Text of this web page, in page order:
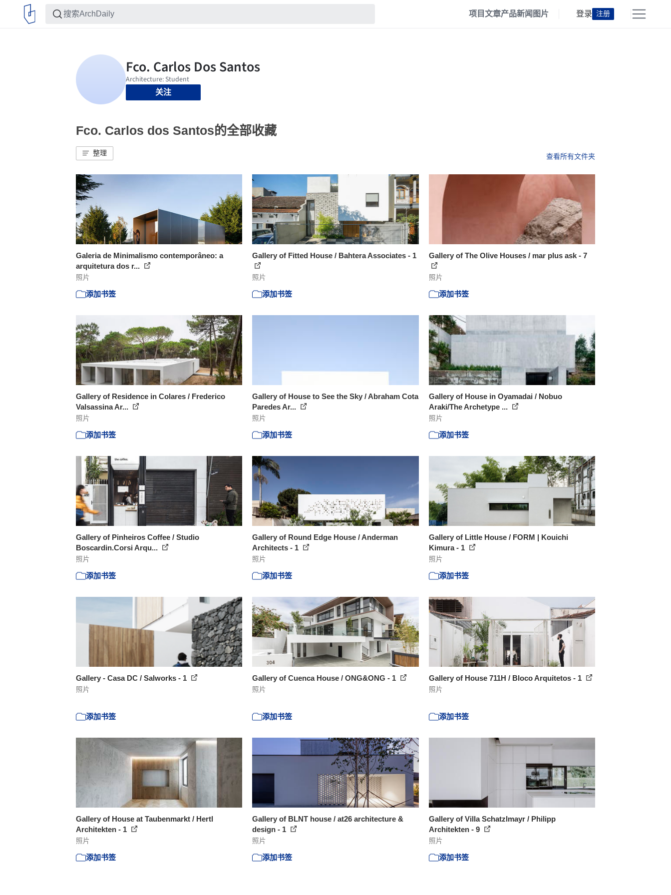
项目文章产品新闻 图片 登录 注册
关注
Fco. Carlos dos Santos的全部收藏
整理 查看所有文件夹
Galeria de Minimalismo contemporâneo: a
arquitetura dos r...
照片
添加书签
Gallery of Fitted House / Bahtera Associates - 1
照片
添加书签
Gallery of The Olive Houses / mar plus ask - 7
照片
添加书签
Gallery of Residence in Colares / Frederico
Valsassina Ar...
照片
添加书签
Gallery of House to See the Sky / Abraham Cota
Paredes Ar...
照片
添加书签
Gallery of House in Oyamadai / Nobuo
Araki/The Archetype ...
照片
添加书签
Gallery of Pinheiros Coffee / Studio
Boscardin.Corsi Arqu...
照片
添加书签
Gallery of Round Edge House / Anderman
Architects - 1
照片
添加书签
Gallery of Little House / FORM | Kouichi
Kimura - 1
照片
添加书签
Gallery - Casa DC / Salworks - 1
照片
添加书签
Gallery of Cuenca House / ONG&ONG - 1
照片
添加书签
Gallery of House 711H / Bloco Arquitetos - 1
照片
添加书签
Gallery of House at Taubenmarkt / Hertl
Architekten - 1
照片
添加书签
Gallery of BLNT house / at26 architecture &
design - 1
照片
添加书签
Gallery of Villa Schatzlmayr / Philipp
Architekten - 9
照片
添加书签